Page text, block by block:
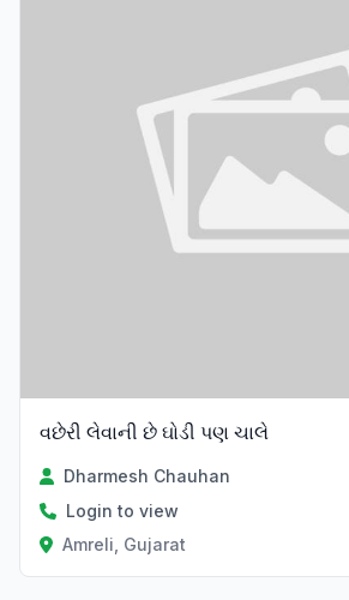
વછેરી લેવાની છે ઘોડી પણ ચાલે
Dharmesh Chauhan
Login to view
Amreli, Gujarat